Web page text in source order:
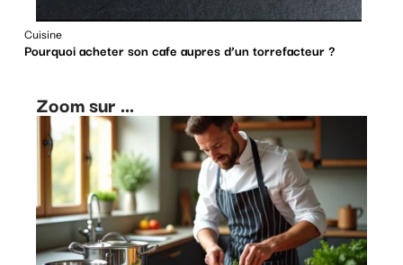
Cuisine
Pourquoi acheter son cafe aupres d’un torrefacteur ?
Zoom sur ...